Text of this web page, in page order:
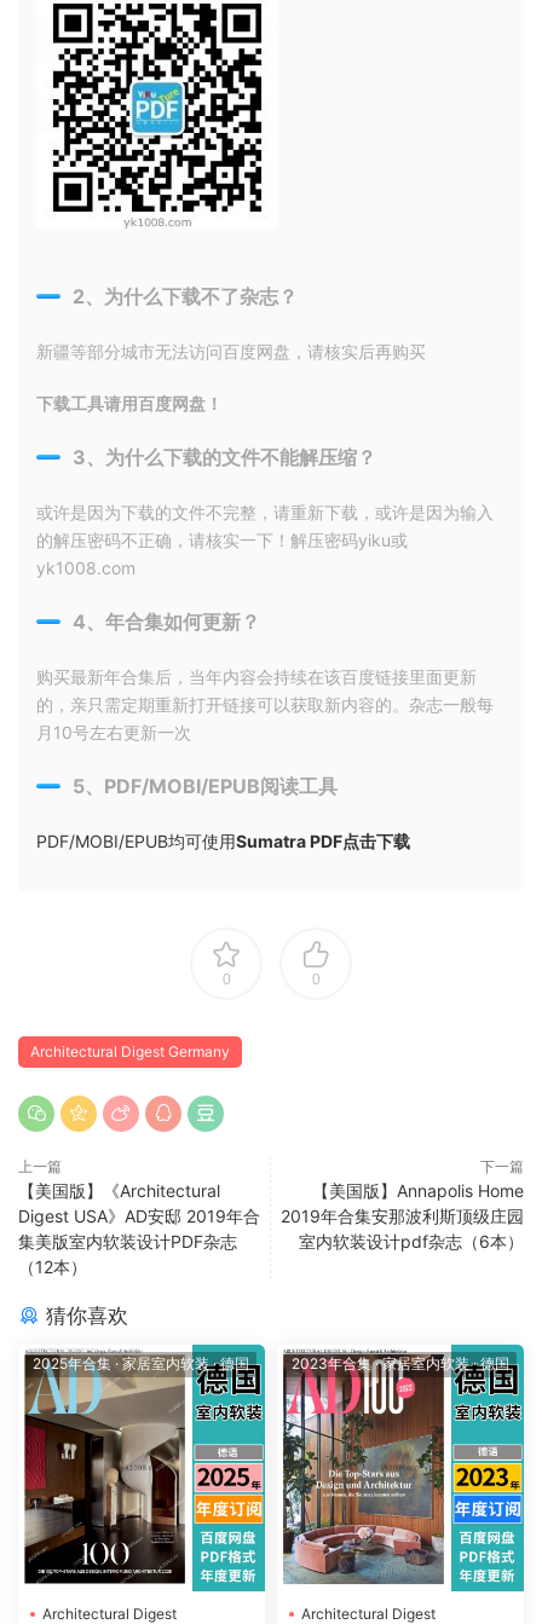
2、为什么下载不了杂志？
新疆等部分城市无法访问百度网盘，请核实后再购买
下载工具请用百度网盘！
3、为什么下载的文件不能解压缩？
或许是因为下载的文件不完整，请重新下载，或许是因为输入
的解压密码不正确，请核实一下！解压密码yiku或
yk1008.com
4、年合集如何更新？
购买最新年合集后，当年内容会持续在该百度链接里面更新
的，亲只需定期重新打开链接可以获取新内容的。杂志一般每
月10号左右更新一次
5、PDF/MOBI/EPUB阅读工具
PDF/MOBI/EPUB均可使用Sumatra PDF点击下载
0 0
Architectural Digest Germany
上一篇
【美国版】《Architectural
Digest USA》AD安邸 2019年合
集美版室内软装设计PDF杂志
（12本）
下一篇
【美国版】Annapolis Home
2019年合集安那波利斯顶级庄园
室内软装设计pdf杂志（6本）
猜你喜欢
2025年合集 · 家居室内软装·德国
Architectural Digest
2023年合集·家居室内软装·德国
Architectural Digest